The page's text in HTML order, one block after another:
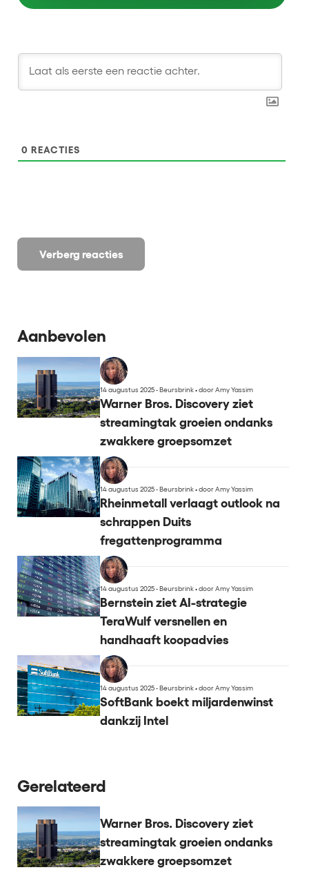
Verberg reacties
0 REACTIES
Aanbevolen
14 augustus 2025 - Beursbrink•door Amy Yassim
Warner Bros. Discovery ziet
streamingtak groeien ondanks
zwakkere groepsomzet
14 augustus 2025 - Beursbrink•door Amy Yassim
Rheinmetall verlaagt outlook na
schrappen Duits
fregattenprogramma
14 augustus 2025 - Beursbrink•door Amy Yassim
Bernstein ziet AI-strategie
TeraWulf versnellen en
handhaaft koopadvies
14 augustus 2025 - Beursbrink•door Amy Yassim
SoftBank boekt miljardenwinst
dankzij Intel
Gerelateerd
Warner Bros. Discovery ziet
streamingtak groeien ondanks
zwakkere groepsomzet